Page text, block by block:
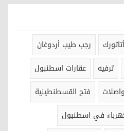
أتاتورك
رجب طيب أردوغان
ترفيه
عقارات اسطنبول
فتح القسطنطينية
في اسطنبول